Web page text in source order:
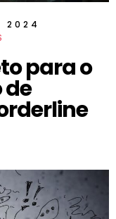
2024
para o